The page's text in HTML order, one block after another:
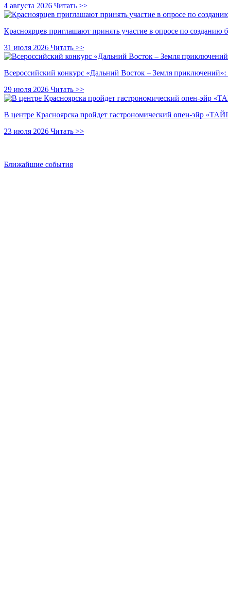
4 августа 2026 Читать >>
Красноярцев приглашают принять участие в опросе по созданию
31 июля 2026 Читать >>
Всероссийский конкурс «Дальний Восток – Земля
29 июля 2026 Читать >>
В центре Красноярска пройдет гастрономический опен-эйр
23 июля 2026 Читать >>
Ближайшие события